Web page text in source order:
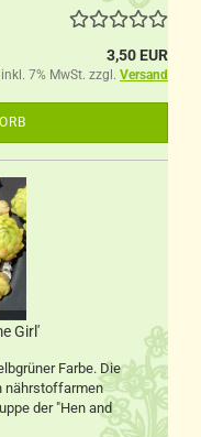
3,50 EUR
inkl. 7% MwSt. zzgl. Versand
Girl'
Farbe. Die
nährstoffarmen
der "Hen and